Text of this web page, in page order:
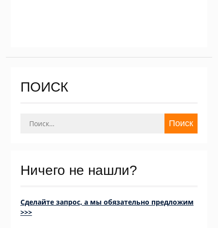
ПОИСК
Ничего не нашли?
Сделайте запрос, а мы обязательно предложим
>>>